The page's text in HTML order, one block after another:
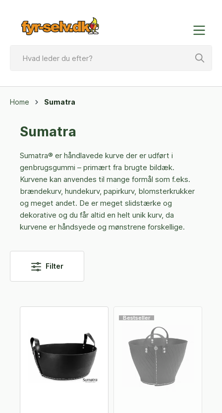
Home Sumatra
Sumatra
Sumatra® er håndlavede kurve der er udført i
genbrugsgummi – primært fra brugte bildæk.
Kurvene kan anvendes til mange formål som f.eks.
brændekurv, hundekurv, papirkurv, blomsterkrukker
og meget andet. De er meget slidstærke og
dekorative og du får altid en helt unik kurv, da
kurvene er håndsyede og mønstrene forskellige.
Filter
Bestseller